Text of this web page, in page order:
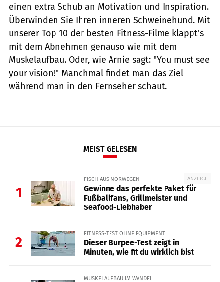
einen extra Schub an Motivation und Inspiration.
Überwinden Sie Ihren inneren Schweinehund. Mit
unserer Top 10 der besten Fitness-Filme klappt's
mit dem Abnehmen genauso wie mit dem
Muskelaufbau. Oder, wie Arnie sagt: "You must see
your vision!" Manchmal findet man das Ziel
während man in den Fernseher schaut.
MEIST GELESEN
1
ANZEIGE
FISCH AUS NORWEGEN
Gewinne das perfekte Paket für
Fußballfans, Grillmeister und
Seafood-Liebhaber
2
FITNESS-TEST OHNE EQUIPMENT
Dieser Burpee-Test zeigt in
Minuten, wie fit du wirklich bist
MUSKELAUFBAU IM WANDEL